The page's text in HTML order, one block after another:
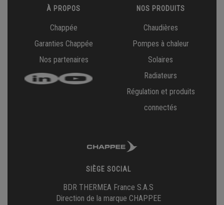
À PROPOS
Chappée
Garanties Chappée
Nos partenaires
NOS PRODUITS
Chaudières
Pompes à chaleur
Solaires
Radiateurs
Régulation et produits
connectés
SIÈGE SOCIAL
BDR THERMEA France S.A.S
Direction de la marque CHAPPEE